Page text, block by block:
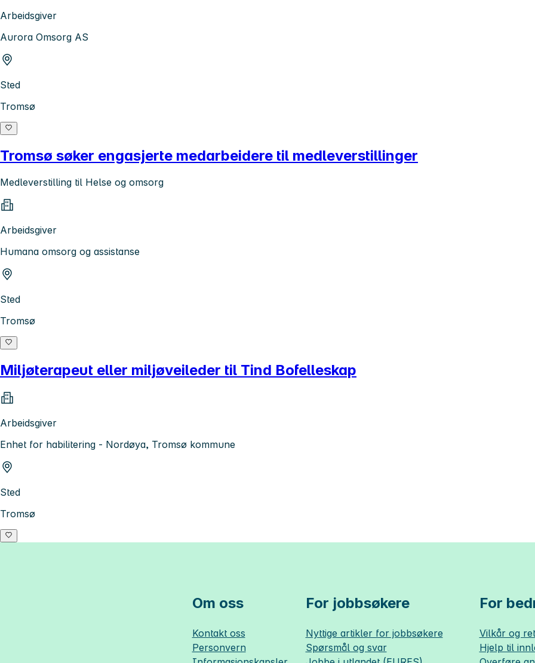
Arbeidsgiver
Aurora Omsorg AS
Sted
Tromsø
Tromsø søker engasjerte medarbeidere til medleverstillinger
Medleverstilling til Helse og omsorg
Arbeidsgiver
Humana omsorg og assistanse
Sted
Tromsø
Miljøterapeut eller miljøveileder til Tind Bofelleskap
Arbeidsgiver
Enhet for habilitering - Nordøya, Tromsø kommune
Sted
Tromsø
Om oss
Kontakt oss
Personvern
For jobbsøkere
Nyttige artikler for jobbsøkere
Spørsmål og svar
For
Vilkår og
Hjelp til